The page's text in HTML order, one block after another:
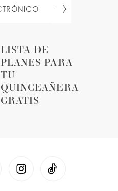
LISTA DE
PLANES PARA
TU
QUINCEAÑERA
GRATIS